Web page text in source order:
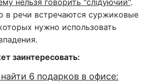
нельзя говорить "слідуючий".
в речи встречаются суржиковые
нужно использовать
заинтересовать:
6 подарков в офисе: